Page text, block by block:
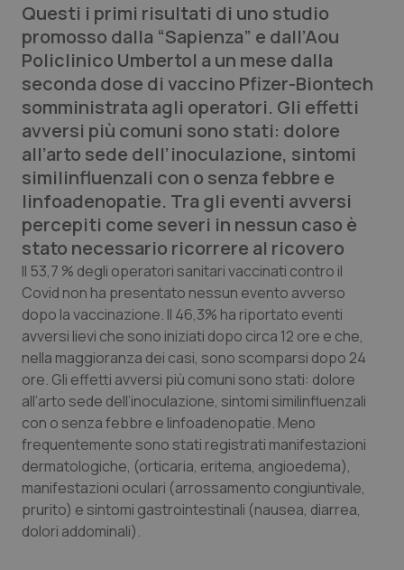
Edizioni Regionali
QS Pro
Professionisti Sanitari.AI
Abruzzo
Basilicata
Calabria
Campania
Emilia-Romagna
Friuli Venezia Giulia
Lazio
Liguria
Lombardia
QS Pro Gold
Artrite & artrosi
Asma & BPCO
Car-T
Colesterolo & coronaropatie
Dermatite Atopica
Diabete & glucometri
Disturbi dell’umore
Dolore
QS Club Newsletter
Questi i primi risultati di uno studio
promosso dalla “Sapienza” e dall’Aou
Policlinico UmbertoI a un mese dalla
seconda dose di vaccino Pfizer-Biontech
somministrata agli operatori. Gli effetti
avversi più comuni sono stati: dolore
all’arto sede dell’inoculazione, sintomi
similinfluenzali con o senza febbre e
linfoadenopatie. Tra gli eventi avversi
percepiti come severi in nessun caso è
stato necessario ricorrere al ricovero
Il 53,7 % degli operatori sanitari vaccinati contro il
Covid non ha presentato nessun evento avverso
dopo la vaccinazione. Il 46,3% ha riportato eventi
avversi lievi che sono iniziati dopo circa 12 ore e che,
nella maggioranza dei casi, sono scomparsi dopo 24
ore. Gli effetti avversi più comuni sono stati: dolore
all’arto sede dell’inoculazione, sintomi similinfluenzali
con o senza febbre e linfoadenopatie. Meno
frequentemente sono stati registrati manifestazioni
dermatologiche, (orticaria, eritema, angioedema),
manifestazioni oculari (arrossamento congiuntivale,
prurito) e sintomi gastrointestinali (nausea, diarrea,
dolori addominali).